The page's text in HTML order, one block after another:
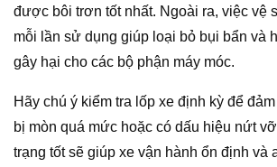
được bôi trơn tốt nhất. Ngoài ra, việc vệ
mỗi lần sử dụng giúp loại bỏ bụi bẩn và
gây hại cho các bộ phận máy móc.
Hãy chú ý kiểm tra lốp xe định kỳ để
bị mòn quá mức hoặc có dấu hiệu nứt
trạng tốt sẽ giúp xe vận hành ổn định và